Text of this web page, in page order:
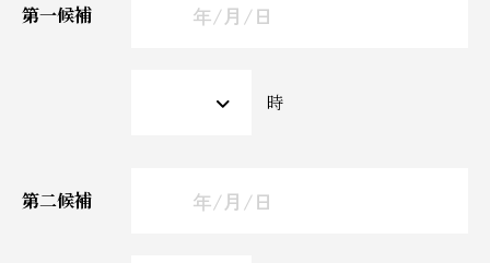
第一候補
時
第二候補